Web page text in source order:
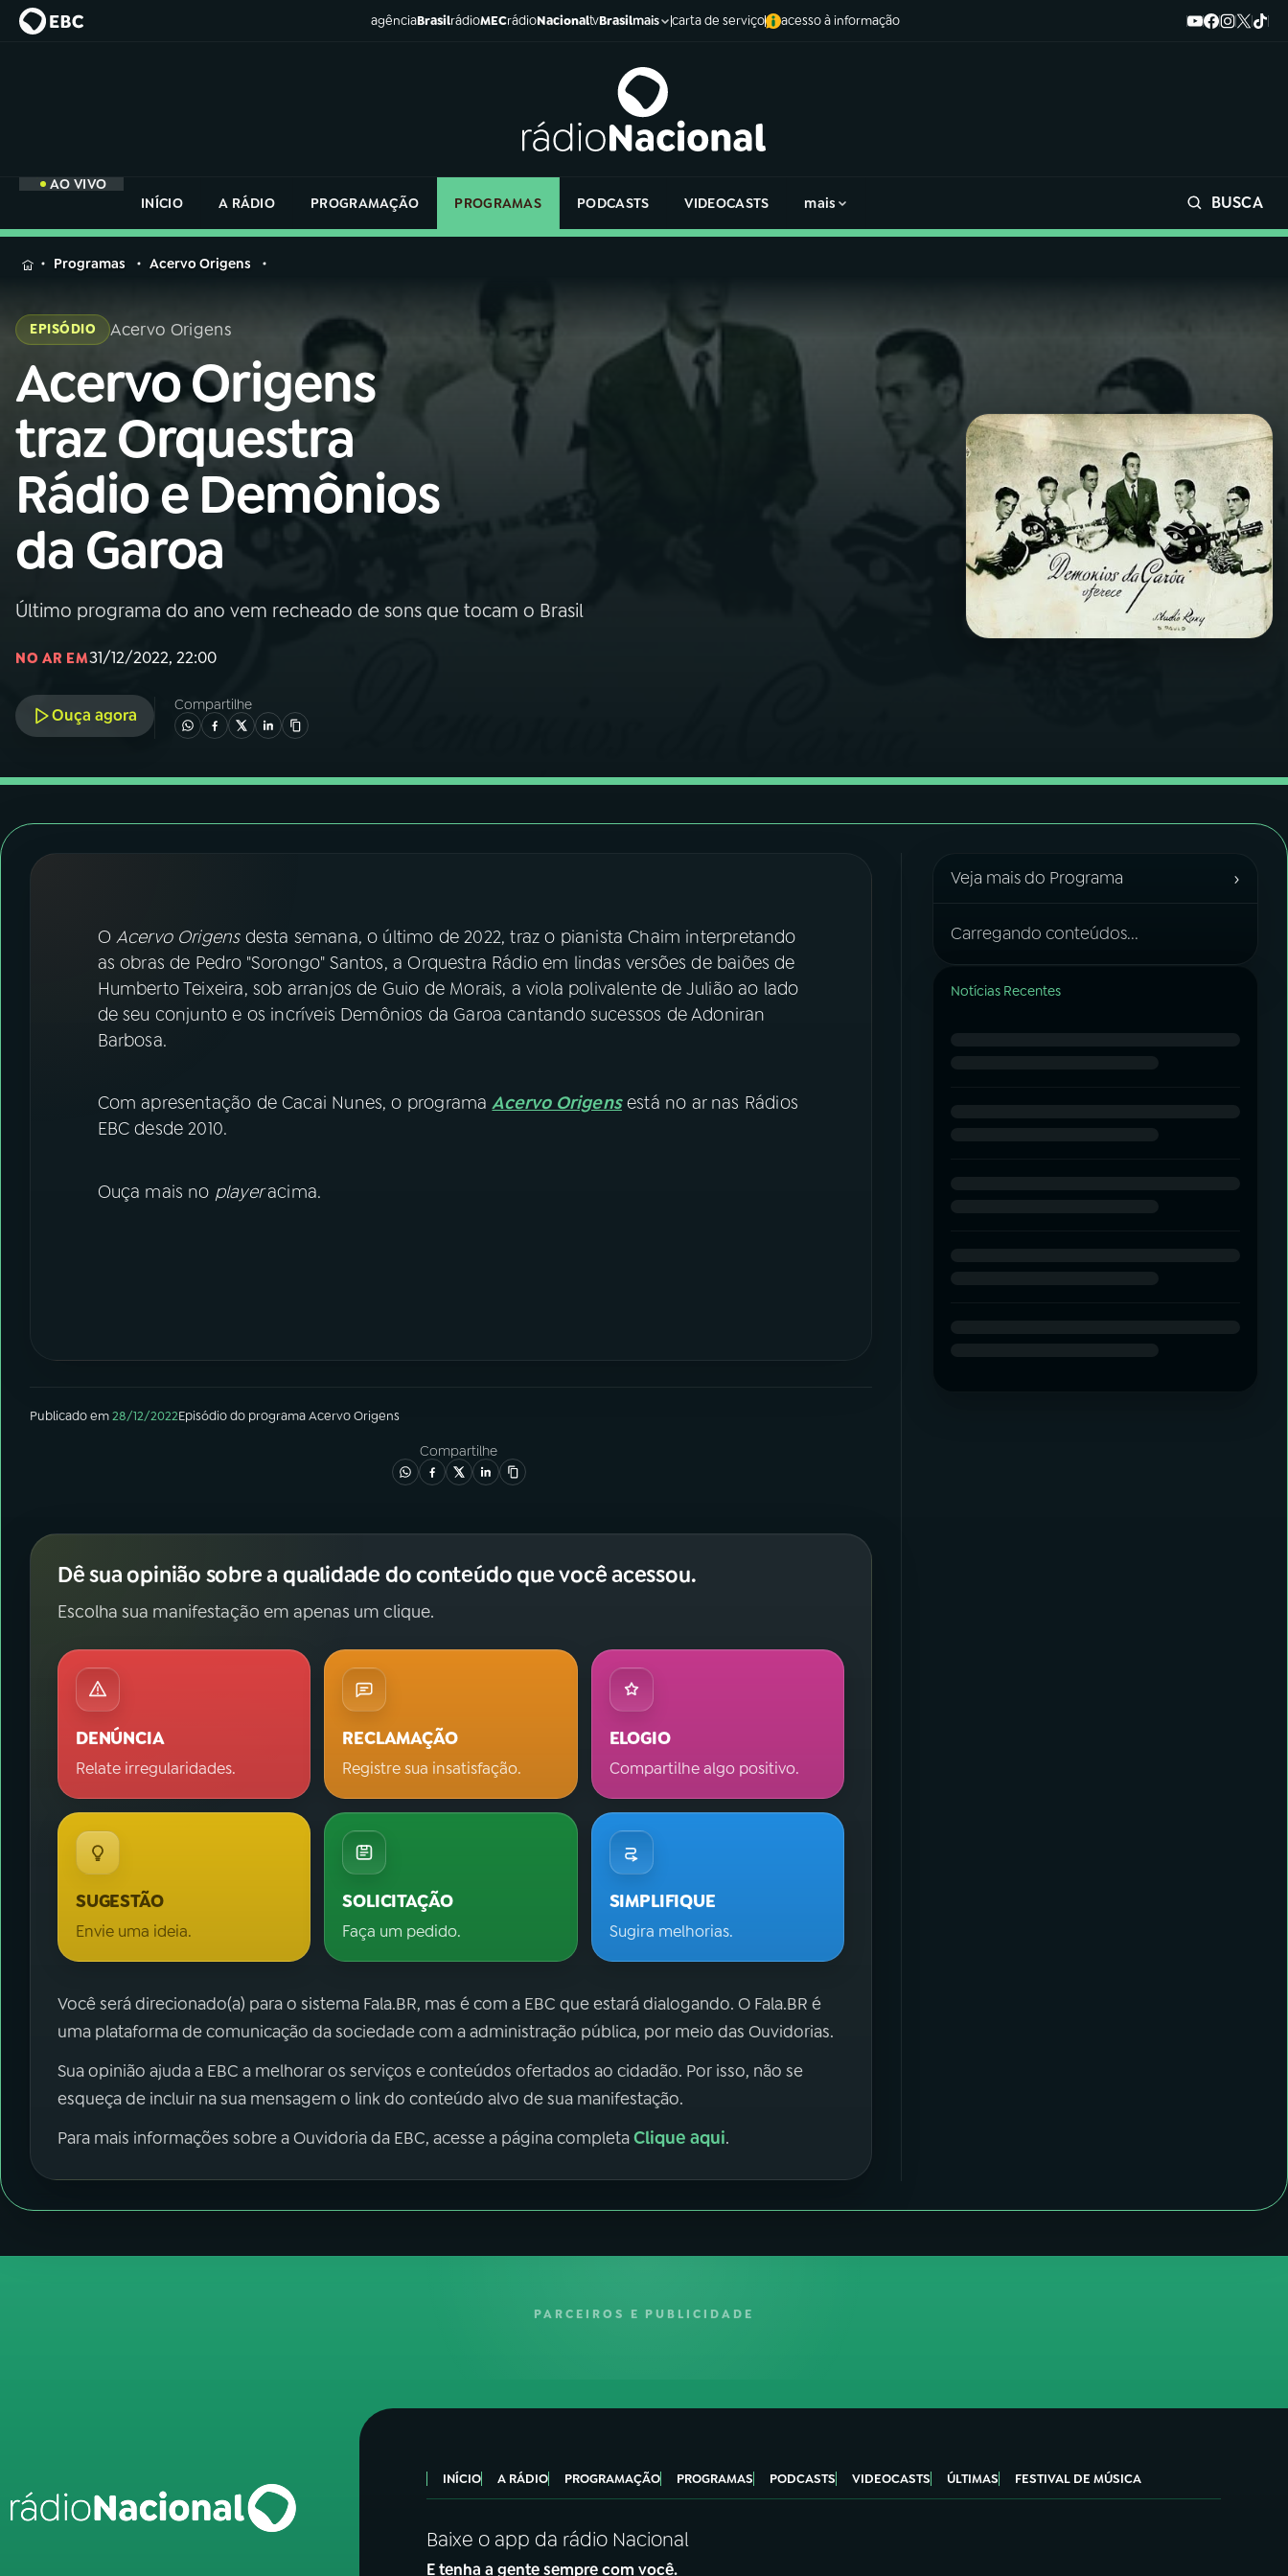
agênciaBrasilrádioMECrádioNacionaltvBrasilmais carta de serviço acesso à informação
AO VIVO
INÍCIO
A RÁDIO PROGRAMAÇÃO PROGRAMAS PODCASTS VIDEOCASTS mais BUSCA
MENU
Buscar
na
Rádio
Nacional
Buscar
AO VIVO
01 INÍCIO
02 A RÁDIO
03 PROGRAMAÇÃO
05PODCASTS
FESTIVAL DE MÚSICA
ACOMPANHE A RÁDIO NACIONAL
na
Rádio
Programas Acervo Origens
EPISÓDIO Acervo Origens
Acervo Origens
traz Orquestra
Rádio e Demônios
da Garoa
Último programa do ano vem recheado de sons que tocam o Brasil
NO AR EM31/12/2022, 22:00
Ouça agora
Compartilhe
O Acervo Origensdesta semana, o último de 2022, traz o pianista Chaim interpretando
as obras de Pedro "Sorongo" Santos, a Orquestra Rádio em lindas versões de baiões de
Humberto Teixeira, sob arranjos de Guio de Morais, a viola polivalente de Julião ao lado
de seu conjunto e os incríveis Demônios da Garoa cantando sucessos de Adoniran
Barbosa.
Com apresentação de Cacai Nunes, o programaAcervo Origensestá no ar nas Rádios
EBC desde 2010.
Ouça mais no playeracima.
Publicado em28/12/2022Episódiodo programaAcervo Origens
Compartilhe
Dê sua opinião sobre a qualidade do conteúdo que você acessou.
Escolha sua manifestação em apenas um clique.
DENÚNCIA
Relate irregularidades.
RECLAMAÇÃO
Registre sua insatisfação.
ELOGIO
Compartilhe algo positivo.
SUGESTÃO
Envie uma ideia.
SOLICITAÇÃO
Faça um pedido.
SIMPLIFIQUE
Sugira melhorias.
Você será direcionado(a) para o sistema Fala.BR, mas é com a EBC que estará dialogando. O Fala.BR é
uma plataforma de comunicação da sociedade com a administração pública, por meio das Ouvidorias.
Sua opinião ajuda a EBC a melhorar os serviços e conteúdos ofertados ao cidadão. Por isso, não se
esqueça de incluir na sua mensagem o link do conteúdo alvo de sua manifestação.
Para mais informações sobre a Ouvidoria da EBC, acesse a página completaClique aqui.
Veja mais do Programa ›
Carregando conteúdos...
Notícias Recentes
PARCEIROS E PUBLICIDADE
INÍCIO A RÁDIO PROGRAMAÇÃO PROGRAMAS PODCASTS VIDEOCASTS ÚLTIMAS FESTIVAL DE MÚSICA
Baixe o app da rádio Nacional
E tenha a gente sempre com você.